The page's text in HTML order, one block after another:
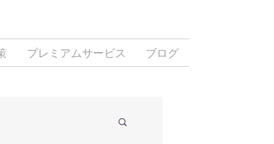
プレミアムサービス ブログ